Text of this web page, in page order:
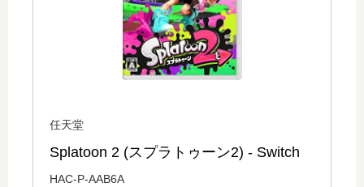
任天堂
Splatoon 2 (スプラトゥーン2) - Switch
HAC-P-AAB6A